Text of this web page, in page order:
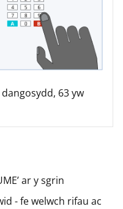
63 yw
ar y sgrin
- fe welwch rifau ac